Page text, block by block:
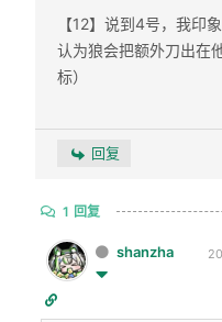
【12】说到4号，我印
认为狼会把额外刀出在
标）
回复
1 回复
shanzha